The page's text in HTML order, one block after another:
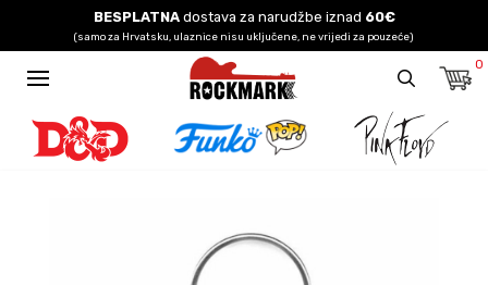
BESPLATNAdostava za narudžbe iznad 60€
(samo za Hrvatsku, ulaznice nisu uključene, ne vrijedi za pouzeće)
0